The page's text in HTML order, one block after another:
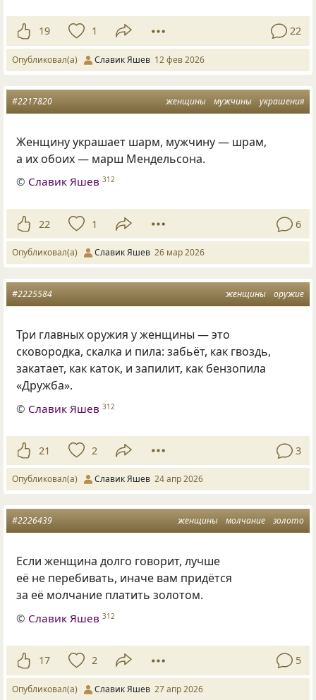
19 1 22
Опубликовал(а) Славик Яшев 12 фев 2026
женщины мужчины украшения
#2217820
Женщину украшает шарм, мужчину — шрам,
а их обоих — марш Мендельсона.
© Славик Яшев 312
22 1 6
Опубликовал(а) Славик Яшев 26 мар 2026
женщины оружие
#2225584
Три главных оружия у женщины — это
сковородка, скалка и пила: забьёт, как гвоздь,
закатает, как каток, и запилит, как бензопила
«Дружба».
© Славик Яшев 312
21 2 3
Опубликовал(а) Славик Яшев 24 апр 2026
женщины молчание золото
#2226439
Если женщина долго говорит, лучше
её не перебивать, иначе вам придётся
за её молчание платить золотом.
© Славик Яшев 312
17 2 5
Опубликовал(а) Славик Яшев 27 апр 2026